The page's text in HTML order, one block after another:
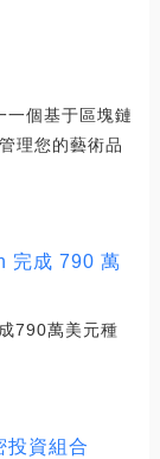
個基于區塊鏈
理您的藝術品
完成 790 萬
790萬美元種
投資組合